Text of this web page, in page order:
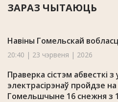
ЗАРАЗ ЧЫТАЮЦЬ
Навіны Гомельскай
20:40 | 23 чэрвеня | 2026
Праверка сістэм абвесткі
электрасірэнаў пройдзе на
Гомельшчыне 16 снежня з